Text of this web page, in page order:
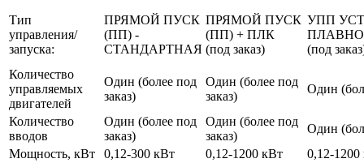
Тип
управления/
запуска:
ПРЯМОЙ ПУСК
(ПП) -
СТАНДАРТНАЯ
ПРЯМОЙ ПУСК
(ПП) + ПЛК
(под заказ)
УПП
(под
Количество
управляемых
двигателей
Один (более под
заказ)
Один (более под
заказ)
Один
Количество
вводов
Один (более под
заказ)
Один (более под
заказ)
Один
Мощность, кВт
0,12-300 кВт 0,12-1200 кВт 0,12-1200